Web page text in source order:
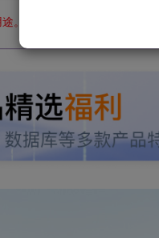
。如有侵权、不妥之处，请第